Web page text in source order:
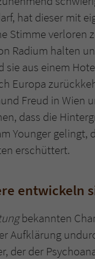
hat dieser mit
Stimme verloren
Radium halten
sie aus einem
Europa
Freud in Wien
dass die
Younger gelingt,
erschüttert.
entwickeln
bekannten
Aufklärung
der der